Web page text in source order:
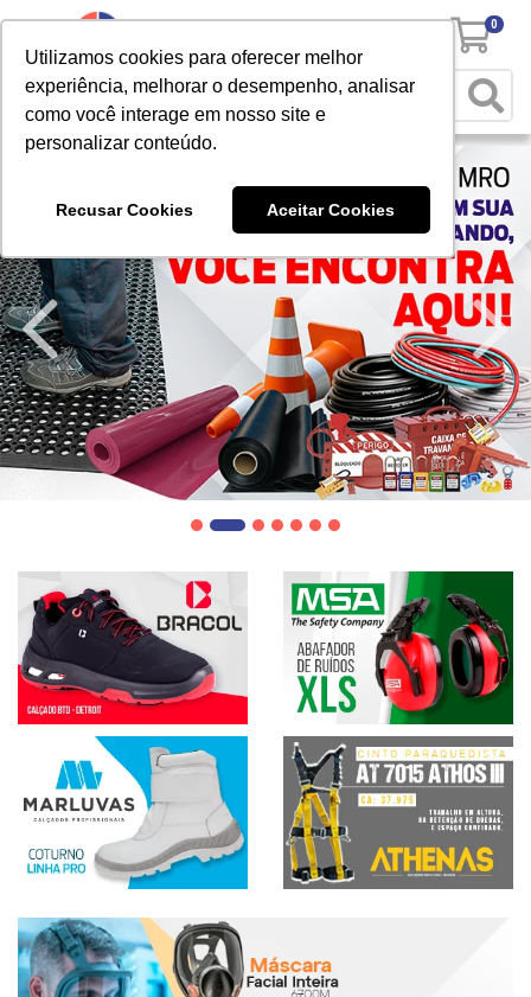
Utilizamos cookies para oferecer melhor
experiência, melhorar o desempenho, analisar
como você interage em nosso site e
personalizar conteúdo.
Recusar Cookies Aceitar Cookies
0